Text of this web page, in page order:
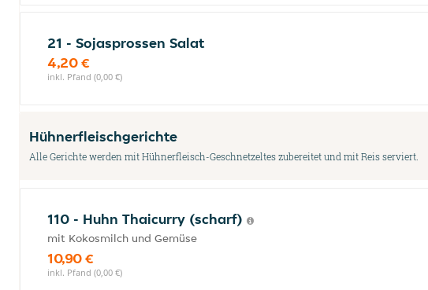
21 - Sojasprossen Salat
4,20 €
inkl. Pfand (0,00 €)
Hühnerfleischgerichte
Alle Gerichte werden mit Hühnerfleisch-Geschnetzeltes zubereitet und mit Reis serviert.
110 - Huhn Thaicurry (scharf)
mit Kokosmilch und Gemüse
10,90 €
inkl. Pfand (0,00 €)